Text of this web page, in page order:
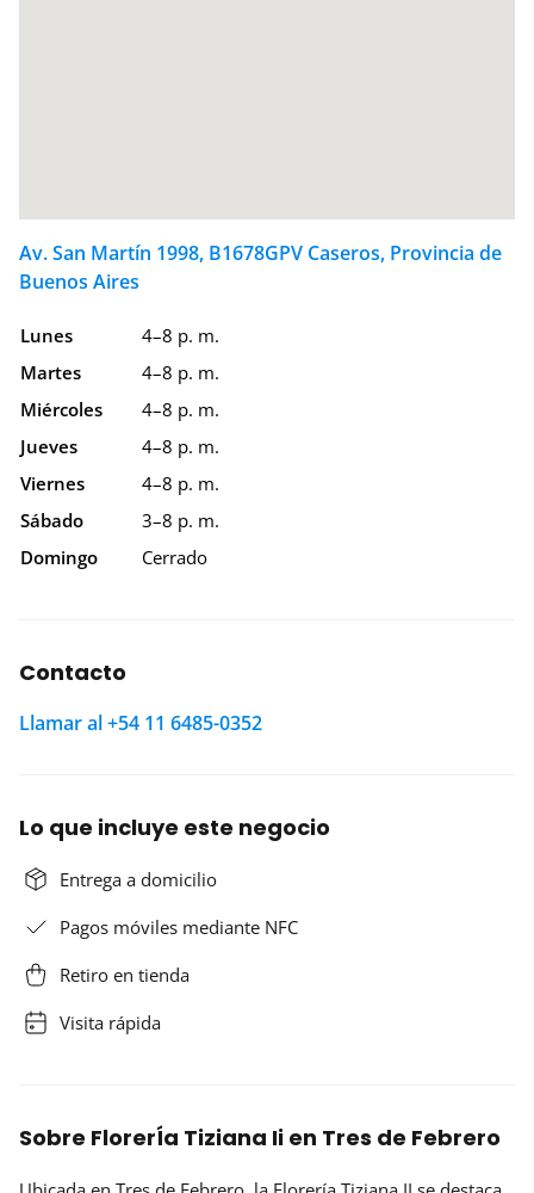
Av. San Martín 1998, B1678GPV Caseros, Provincia de
Buenos Aires
Lunes
4–8 p. m.
Martes
4–8 p. m.
Miércoles
4–8 p. m.
Jueves
4–8 p. m.
Viernes
4–8 p. m.
Sábado
3–8 p. m.
Domingo
Cerrado
Contacto
Llamar al +54 11 6485-0352
Lo que incluye este negocio
Entrega a domicilio
Pagos móviles mediante NFC
Retiro en tienda
Visita rápida
Sobre FlorerÍa Tiziana Ii en Tres de Febrero